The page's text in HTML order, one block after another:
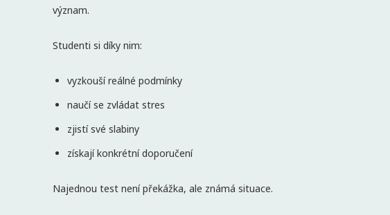
význam.
Studenti si díky nim:
vyzkouší reálné podmínky
naučí se zvládat stres
zjistí své slabiny
získají konkrétní doporučení
Najednou test není překážka, ale známá situace.